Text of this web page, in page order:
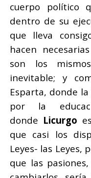
cuerpo político
dentro de su
que lleva
hacen
son los
inevitable; y
Esparta, donde
por la
donde Licurgo
que casi los
Leyes- las Leyes,
que las